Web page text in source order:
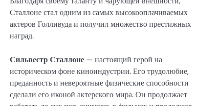
Сталлоне стал одним из самых высокооплачиваемых
актеров Голливуда и получил множество престижных
наград.
Сильвестр Сталлоне — настоящий герой на
историческом фоне киноиндустрии. Его трудолюбие,
преданность и невероятные физические способности
сделали его иконой актерского мира. Он продолжает